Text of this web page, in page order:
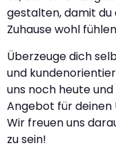
gestalten, damit du
Zuhause wohl
Überzeuge dich
und
uns noch heute
Angebot für deinen
Wir freuen uns
zu sein!